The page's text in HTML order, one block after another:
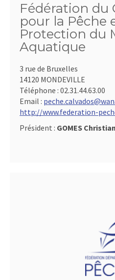
Fédération du
pour la Pêche
Protection du
Aquatique
3 rue de Bruxelles
14120 MONDEVILLE
Téléphone : 02.31.44.63.00
Email :
http://www.federation-
Président : GOMES Christian